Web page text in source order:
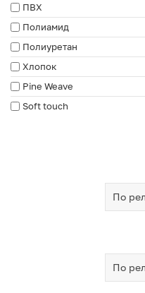
ПВХ
Полиамид
Полиуретан
Хлопок
Pine Weave
Soft touch